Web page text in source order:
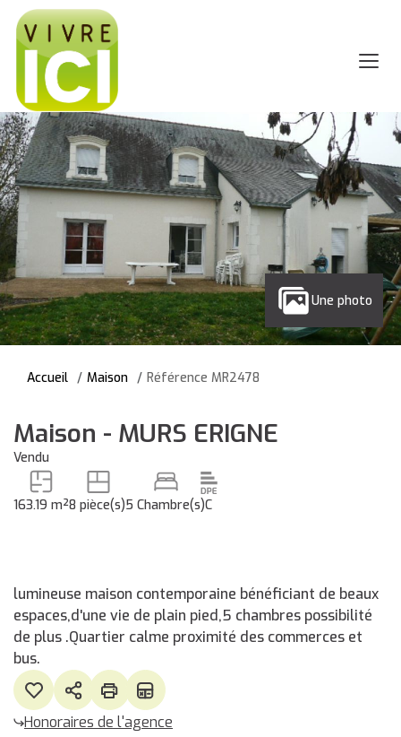
Une photo
Accueil Maison Référence MR2478
Maison - MURS ERIGNE
Vendu
163.19 m²8 pièce(s)5 Chambre(s)C
lumineuse maison contemporaine bénéficiant de beaux
espaces,d'une vie de plain pied,5 chambres possibilité
de plus .Quartier calme proximité des commerces et
bus.
Honoraires de l'agence